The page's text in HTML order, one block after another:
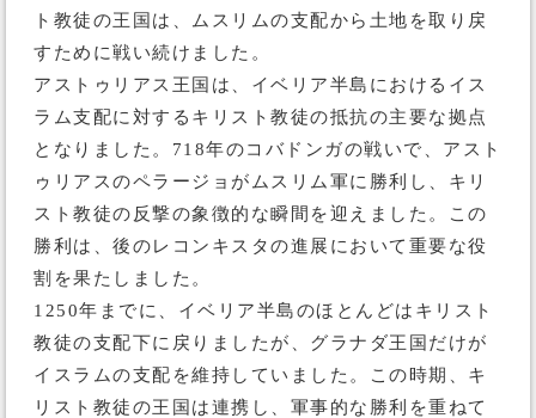
ト教徒の王国は、ムスリムの支配から土地を取り戻
すために戦い続けました。
アストゥリアス王国は、イベリア半島におけるイス
ラム支配に対するキリスト教徒の抵抗の主要な拠点
となりました。718年のコバドンガの戦いで、アスト
ゥリアスのペラージョがムスリム軍に勝利し、キリ
スト教徒の反撃の象徴的な瞬間を迎えました。この
勝利は、後のレコンキスタの進展において重要な役
割を果たしました。
1250年までに、イベリア半島のほとんどはキリスト
教徒の支配下に戻りましたが、グラナダ王国だけが
イスラムの支配を維持していました。この時期、キ
リスト教徒の王国は連携し、軍事的な勝利を重ねて